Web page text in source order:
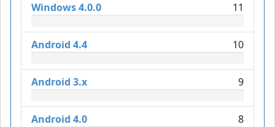
Windows 4.0.0 11
Android 4.4 10
Android 3.x 9
Android 4.0 8